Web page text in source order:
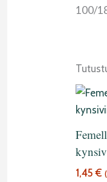
100/
1,45€ (